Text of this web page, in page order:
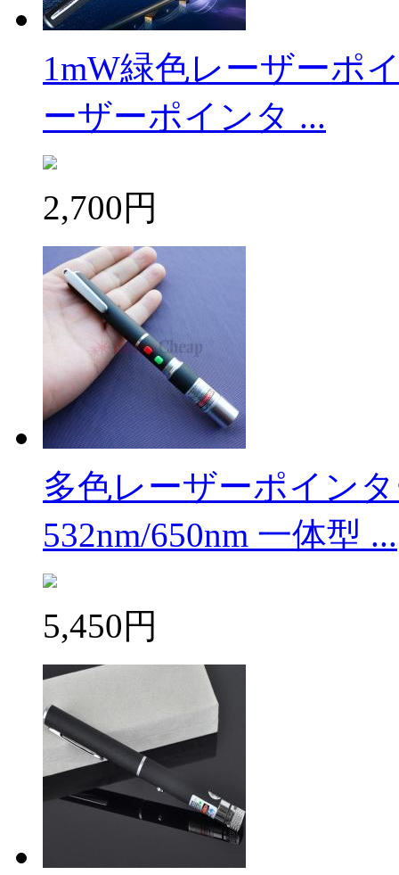
1mW緑色レーザーポ
ーザーポインタ ...
2,700円
多色レーザーポイン
532nm/650nm 一体型 ...
5,450円